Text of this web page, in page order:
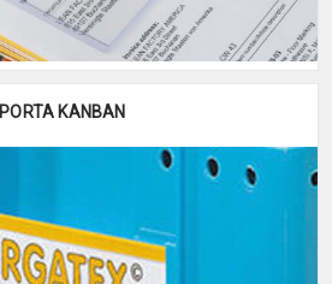
PORTA KANBAN